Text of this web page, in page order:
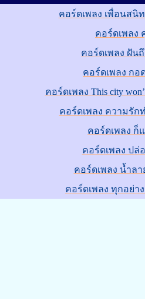
คอร์ดเพลง เพื่อนสนิท
คอร์ดเพลง
คอร์ดเพลง ฝัน
คอร์ดเพลง กอ
คอร์ดเพลง This city
คอร์ดเพลง ความรัก
คอร์ดเพลง ก็
คอร์ดเพลง ปล่
คอร์ดเพลง น้ำลาย
คอร์ดเพลง ทุกอย่า